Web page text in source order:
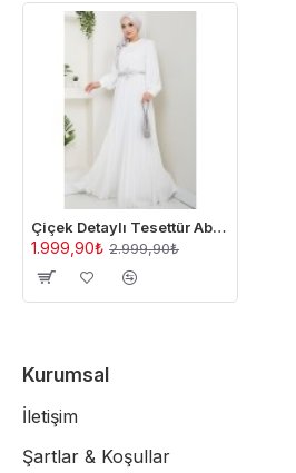
Çiçek Detaylı Tesettür Abiye Elbise -BEYAZ
1.999,90₺ 2.999,90₺
Kurumsal
İletişim
Şartlar & Koşullar